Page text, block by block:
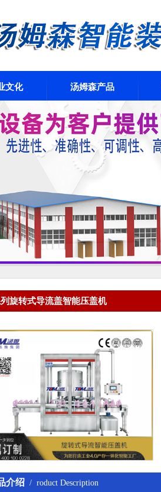
文化 汤姆森产品
旋转式导流盖智能压盖机
介绍 / roduct Description